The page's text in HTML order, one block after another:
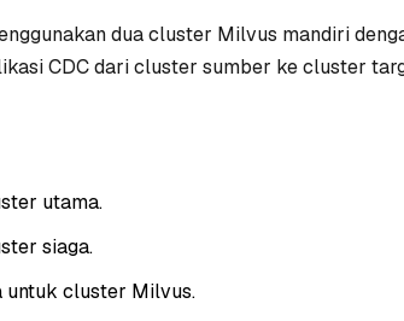
dua cluster Milvus mandiri
CDC dari cluster sumber ke cluster
utama.
siaga.
untuk cluster Milvus.